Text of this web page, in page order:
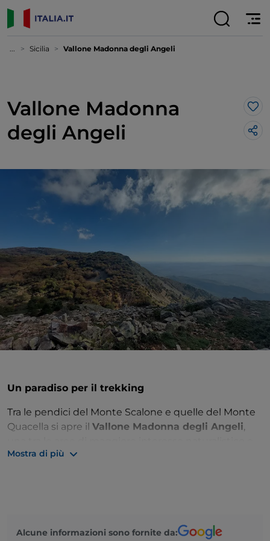
... Sicilia Vallone Madonna degli Angeli
Vallone Madonna
degli Angeli
Un paradiso per il trekking
Tra le pendici del Monte Scalone e quelle del Monte
Quacella si apre il Vallone Madonna degli Angeli,
paesaggistico dell'intera
anno a scegliere il Vallone Madonna degli Angeli per
Mostra di più
Alcune informazioni sono fornite da: